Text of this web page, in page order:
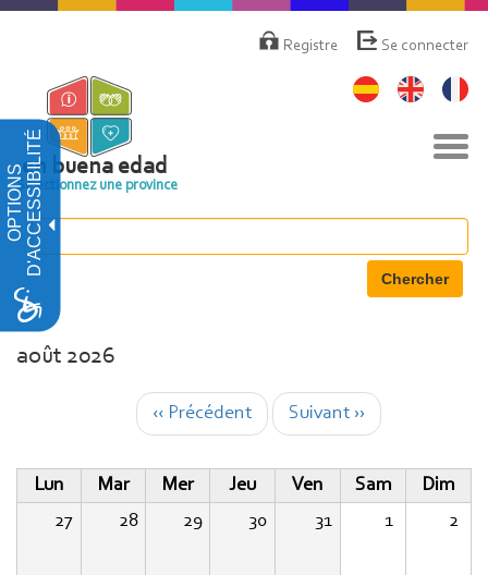
OPTIONSD'ACCESSIBILITÉ
Aller
principal
deRegistre Se connecter
la
en buena edad
Sélectionnez une province
Chercher
août 2026
‹‹ Précédent Suivant ››
Lun Mar Mer Jeu Ven Sam
Dim
27
28 29 30 31 1 2